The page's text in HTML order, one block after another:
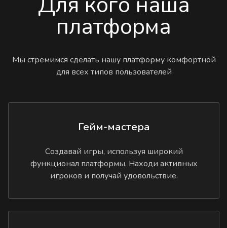
платформа
Мы стремимся сделать нашу платформу комфортной
для всех типов пользователей
Гейм-мастера
Создавай игры, используя широкий
функционал платформы. Находи активных
игроков и получай удовольствие.